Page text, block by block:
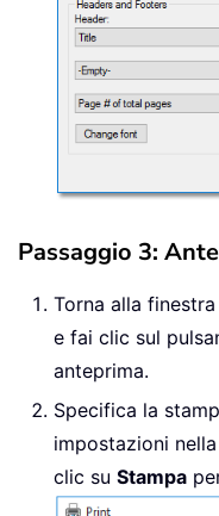
Passaggio 3:
Torna alla
e fai clic sul
anteprima.
Specifica la
impostazioni
clic su Stampa